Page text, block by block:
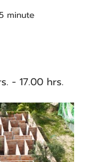
minute
- 17.00 hrs.